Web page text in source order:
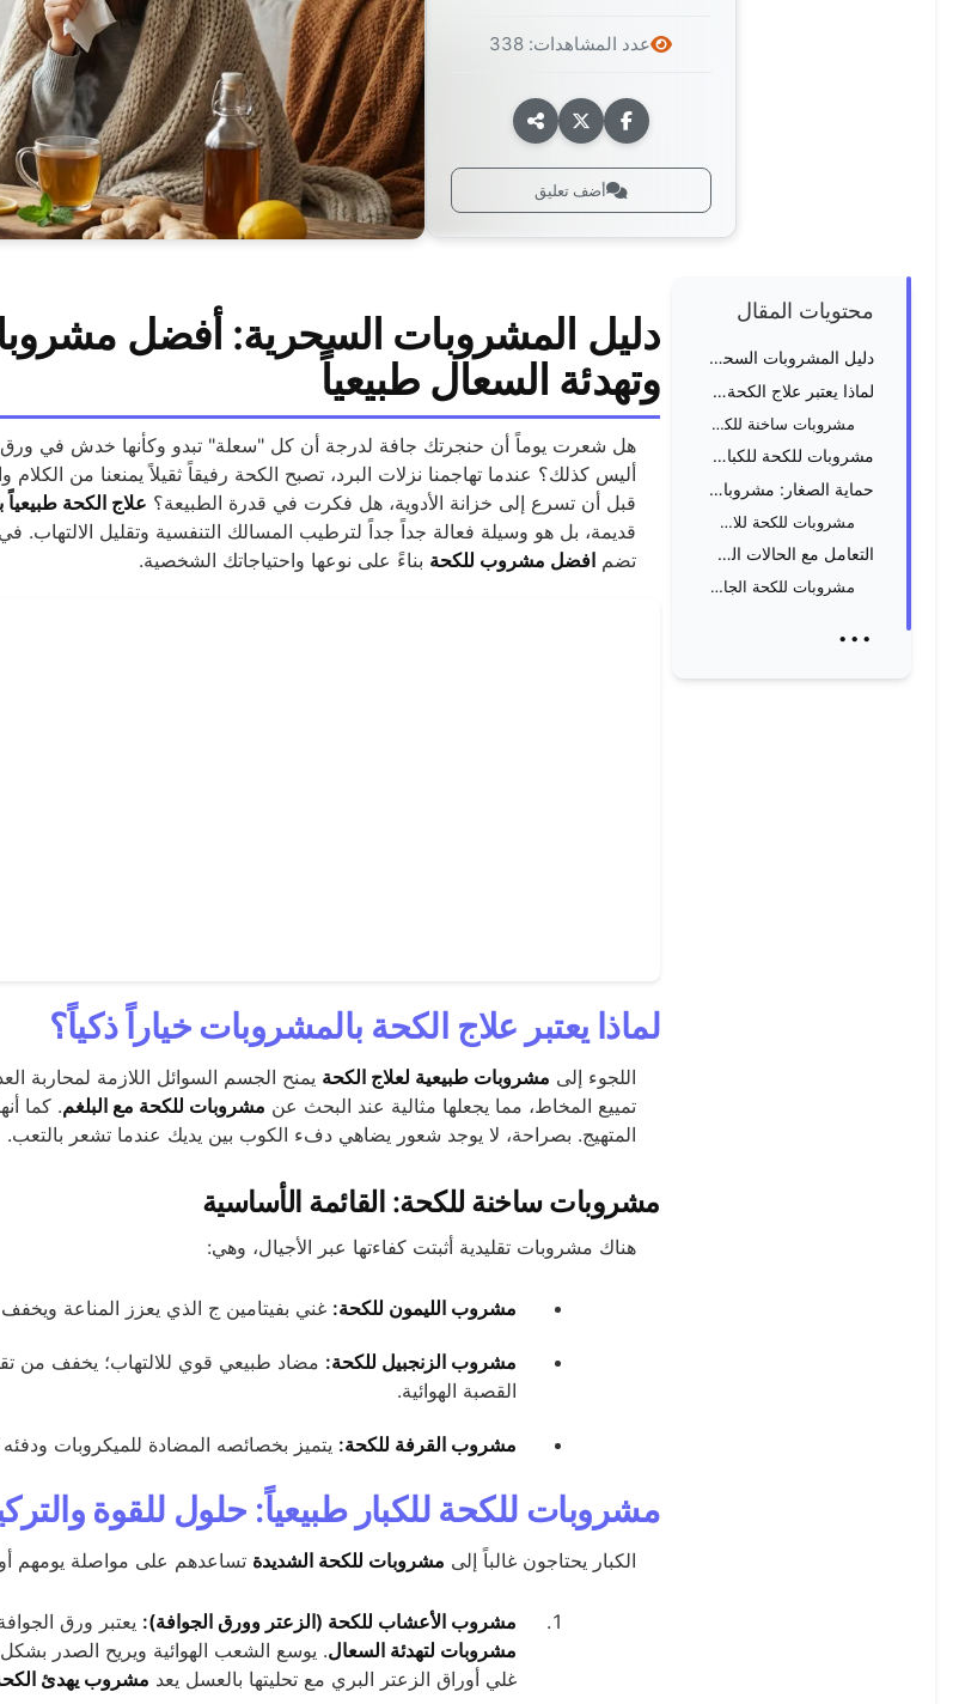
عدد المشاهدات: 338
أضف تعليق
محتويات المقال
دليل المشروبات السحرية: أفضل مشروبات لعلاج الكحة وتهدئة السعال طبيعياً
لماذا يعتبر علاج الكحة بالمشروبات خياراً ذكياً؟
مشروبات ساخنة للكحة: القائمة الأساسية
مشروبات للكحة للكبار طبيعياً: حلول للقوة والتركيز
حماية الصغار: مشروبات للكحة عند الاطفال
مشروبات للكحة للاطفال طبيعياً
التعامل مع الحالات الخاصة: الجفاف والسعال الليلي
مشروبات للكحة الجافة
...
دليل المشروبات السحرية: أفضل
وتهدئة السعال طبيعياً
هل شعرت يوماً أن حنجرتك جافة لدرجة أن كل "سعلة" تبدو وكأنها خدش في
أليس كذلك؟ عندما تهاجمنا نزلات البرد، تصبح الكحة رفيقاً ثقيلاً يمنعنا من الكلام
قبل أن تسرع إلى خزانة الأدوية، هل فكرت في قدرة الطبيعة؟ علاج الكحة
قديمة، بل هو وسيلة فعالة جداً جداً لترطيب المسالك التنفسية وتقليل الالتهاب.
تضم افضل مشروب للكحة بناءً على نوعها واحتياجاتك الشخصية.
لماذا يعتبر علاج الكحة بالمشروبات خياراً ذكياً؟
اللجوء إلى مشروبات طبيعية لعلاج الكحة يمنح الجسم السوائل اللازمة لمحاربة
تمييع المخاط، مما يجعلها مثالية عند البحث عن مشروبات للكحة مع البلغم. كما
المتهيج. بصراحة، لا يوجد شعور يضاهي دفء الكوب بين يديك عندما تشعر بالتعب.
مشروبات ساخنة للكحة: القائمة الأساسية
هناك مشروبات تقليدية أثبتت كفاءتها عبر الأجيال، وهي:
مشروب الليمون للكحة: غني بفيتامين ج الذي يعزز المناعة ويخفف
مشروب الزنجبيل للكحة: مضاد طبيعي قوي للالتهاب؛ يخفف من
القصبة الهوائية.
مشروب القرفة للكحة: يتميز بخصائصه المضادة للميكروبات
مشروبات للكحة للكبار طبيعياً: حلول للقوة
الكبار يحتاجون غالباً إلى مشروبات للكحة الشديدة تساعدهم على مواصلة يومهم أو
مشروب الأعشاب للكحة (الزعتر وورق الجوافة): يعتبر ورق
مشروبات لتهدئة السعال. يوسع الشعب الهوائية ويريح الصدر
غلي أوراق الزعتر البري مع تحليتها بالعسل يعد مشروب يهدئ